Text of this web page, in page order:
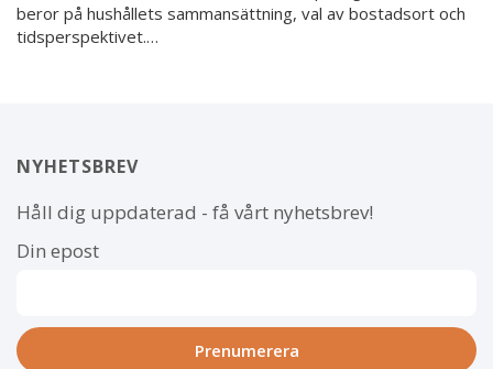
beror på hushållets sammansättning, val av bostadsort och
tidsperspektivet.…
NYHETSBREV
Håll dig uppdaterad - få vårt nyhetsbrev!
Din epost